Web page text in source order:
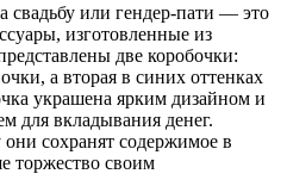
свадьбу или гендер-пати — это
изготовленные из
две коробочки:
а вторая в синих оттенках
украшена ярким дизайном и
для вкладывания денег.
сохранят содержимое в
торжество своим